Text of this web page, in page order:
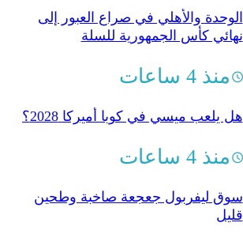
الوحدة والأهلي في صراع العبور إلى
نهائي كأس الجمهورية للسلة
منذ 4 ساعات
هل يلعب ميسي في كوبا أميركا 2028؟
منذ 4 ساعات
سوق ليفربول جعجعة صاخبة وطحين
قليل